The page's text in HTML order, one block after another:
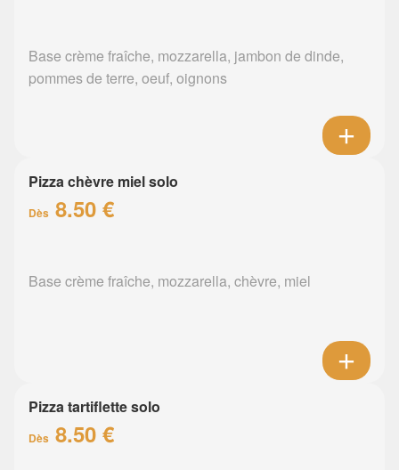
Base crème fraîche, mozzarella, jambon de dinde,
pommes de terre, oeuf, oignons
Pizza chèvre miel solo
Dès 8.50 €
Base crème fraîche, mozzarella, chèvre, miel
Pizza tartiflette solo
Dès 8.50 €